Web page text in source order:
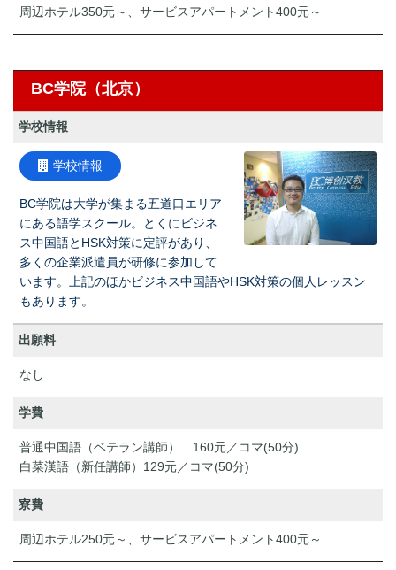
周辺ホテル350元～、サービスアパートメント400元～
BC学院（北京）
学校情報
学校情報
BC学院は大学が集まる五道口エリア
にある語学スクール。とくにビジネ
ス中国語とHSK対策に定評があり、
多くの企業派遣員が研修に参加して
います。上記のほかビジネス中国語やHSK対策の個人レッスン
もあります。
出願料
なし
学費
普通中国語（ベテラン講師） 160元／コマ(50分)
白菜漢語（新任講師）129元／コマ(50分)
寮費
周辺ホテル250元～、サービスアパートメント400元～